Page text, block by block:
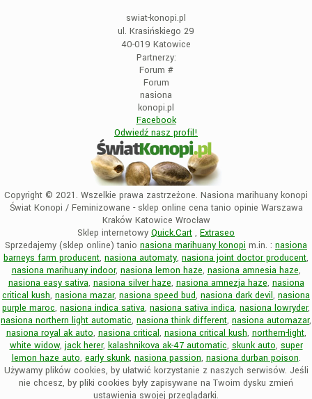
swiat-konopi.pl
ul. Krasińskiego 29
40-019 Katowice
Partnerzy:
Forum #
Forum
nasiona
konopi.pl
Facebook
Odwiedź nasz profil!
Copyright © 2021. Wszelkie prawa zastrzeżone. Nasiona marihuany konopi
Świat Konopi / Feminizowane - sklep online cena tanio opinie Warszawa
Kraków Katowice Wrocław
Sklep internetowy Quick.Cart , Extraseo
Sprzedajemy (sklep online) tanio nasiona marihuany konopi m.in. : nasiona
barneys farm producent, nasiona automaty, nasiona joint doctor producent,
nasiona marihuany indoor, nasiona lemon haze, nasiona amnesia haze,
nasiona easy sativa, nasiona silver haze, nasiona amnezja haze, nasiona
critical kush, nasiona mazar, nasiona speed bud, nasiona dark devil, nasiona
purple maroc, nasiona indica sativa, nasiona sativa indica, nasiona lowryder,
nasiona northern light automatic, nasiona think different, nasiona automazar,
nasiona royal ak auto, nasiona critical, nasiona critical kush, northern-light,
white widow, jack herer, kalashnikova ak-47 automatic, skunk auto, super
lemon haze auto, early skunk, nasiona passion, nasiona durban poison.
Używamy plików cookies, by ułatwić korzystanie z naszych serwisów. Jeśli
nie chcesz, by pliki cookies były zapisywane na Twoim dysku zmień
ustawienia swojej przeglądarki.